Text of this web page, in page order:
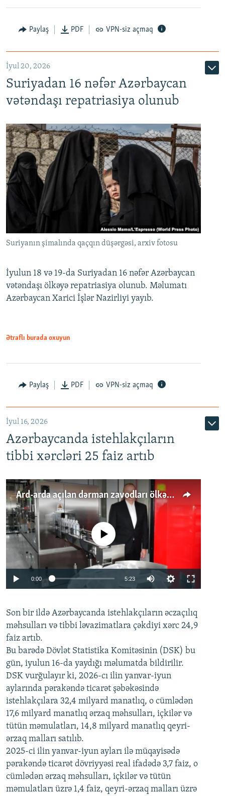
Auto
Paylaş PDF VPN-siz açmaq
İyul 20, 2026
Suriyadan 16 nəfər Azərbaycan
vətəndaşı repatriasiya olunub
Suriyanın şimalında qaçqın düşərgəsi, arxiv fotosu
İyulun 18 və 19-da Suriyadan 16 nəfər Azərbaycan
vətəndaşı ölkəyə repatriasiya olunub. Məlumatı
Azərbaycan Xarici İşlər Nazirliyi yayıb.
Ətraflı burada oxuyun
Paylaş PDF VPN-siz açmaq
İyul 16, 2026
Azərbaycanda istehlakçıların
tibbi xərcləri 25 faiz artıb
Ard-arda açılan dərman zavodları ölkənin tələbatını ödəyirmi?
Auto 240p 360p 480p
720p 1080p
No media source currently available
0:00 5:23
360p
480p
720p
1080p
Son bir ildə Azərbaycanda istehlakçıların əczaçılıq
məhsulları və tibbi ləvazimatlara çəkdiyi xərc 24,9
faiz artıb.
Bu barədə Dövlət Statistika Komitəsinin (DSK) bu
gün, iyulun 16-da yaydığı məlumatda bildirilir.
DSK vurğulayır ki, 2026-cı ilin yanvar-iyun
aylarında pərakəndə ticarət şəbəkəsində
istehlakçılara 32,4 milyard manatlıq, o cümlədən
17,6 milyard manatlıq ərzaq məhsulları, içkilər və
tütün məmulatları, 14,8 milyard manatlıq qeyri-
ərzaq malları satılıb.
2025-ci ilin yanvar-iyun ayları ilə müqayisədə
pərakəndə ticarət dövriyyəsi real ifadədə 3,7 faiz, o
cümlədən ərzaq məhsulları, içkilər və tütün
məmulatları üzrə 1,4 faiz, qeyri-ərzaq malları üzrə